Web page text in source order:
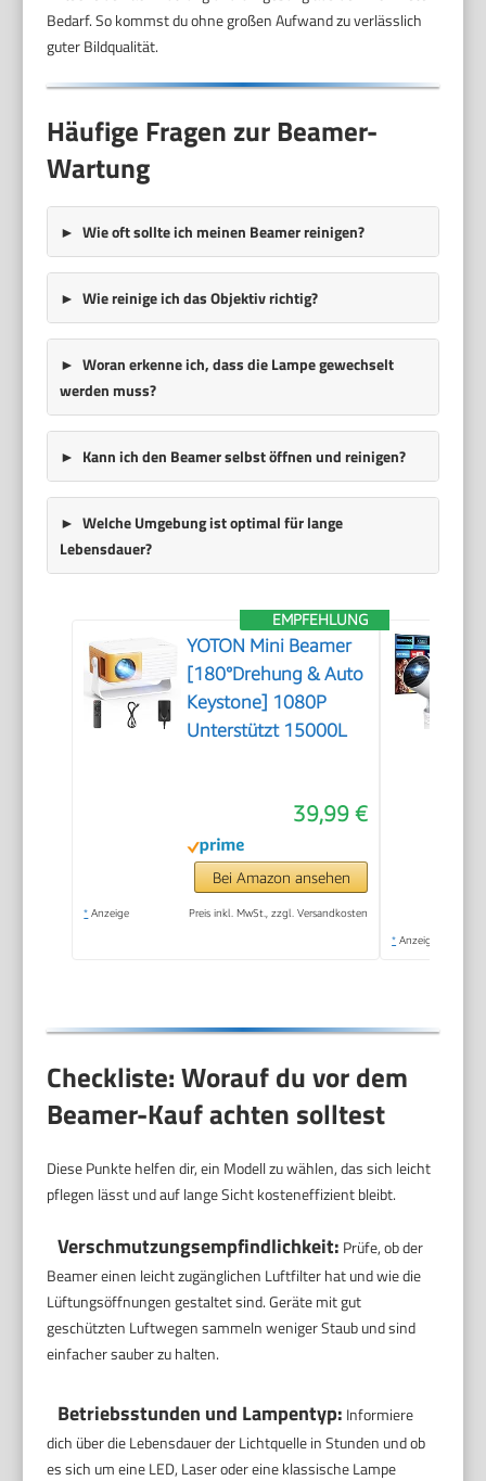
Bedarf. So kommst du ohne großen Aufwand zu verlässlich
guter Bildqualität.
Häufige Fragen zur Beamer-
Wartung
Wie oft sollte ich meinen Beamer reinigen?
Wie reinige ich das Objektiv richtig?
Woran erkenne ich, dass die Lampe gewechselt
werden muss?
Kann ich den Beamer selbst öffnen und reinigen?
Welche Umgebung ist optimal für lange
Lebensdauer?
EMPFEHLUNG
YOTON Mini Beamer
[180°Drehung & Auto
Keystone] 1080P
Unterstützt 15000L
39,99 €
Bei Amazon ansehen
* Anzeige Preis inkl. MwSt., zzgl. Versandkosten
* Anzeige
Checkliste: Worauf du vor dem
Beamer-Kauf achten solltest
Diese Punkte helfen dir, ein Modell zu wählen, das sich leicht
pflegen lässt und auf lange Sicht kosteneffizient bleibt.
Verschmutzungsempfindlichkeit: Prüfe, ob der
Beamer einen leicht zugänglichen Luftfilter hat und wie die
Lüftungsöffnungen gestaltet sind. Geräte mit gut
geschützten Luftwegen sammeln weniger Staub und sind
einfacher sauber zu halten.
Betriebsstunden und Lampentyp: Informiere
dich über die Lebensdauer der Lichtquelle in Stunden und ob
es sich um eine LED, Laser oder eine klassische Lampe